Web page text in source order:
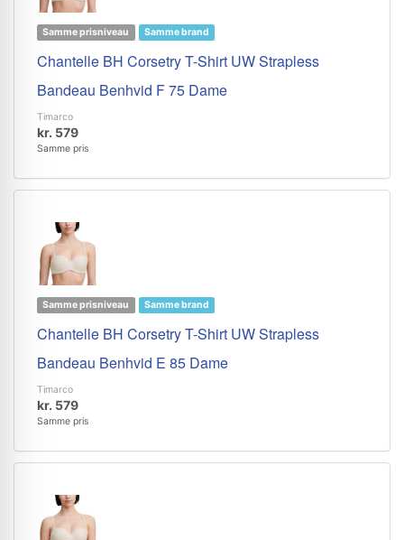
Samme prisniveau Samme brand
Chantelle BH Corsetry T-Shirt UW Strapless
Bandeau Benhvid F 75 Dame
Timarco
kr. 579
Samme pris
Samme prisniveau Samme brand
Chantelle BH Corsetry T-Shirt UW Strapless
Bandeau Benhvid E 85 Dame
Timarco
kr. 579
Samme pris